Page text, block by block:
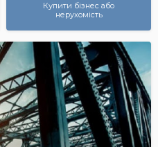
Купити бізнес або
нерухомість